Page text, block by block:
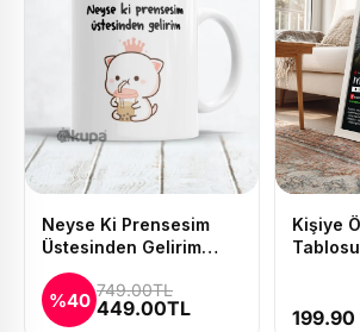
Neyse Ki Prensesim
Üstesinden Gelirim
Baskılı Kupa ve Yastık
Seti
%40 749.00TL
449.00TL
Kişiye
Tablosu
199.90